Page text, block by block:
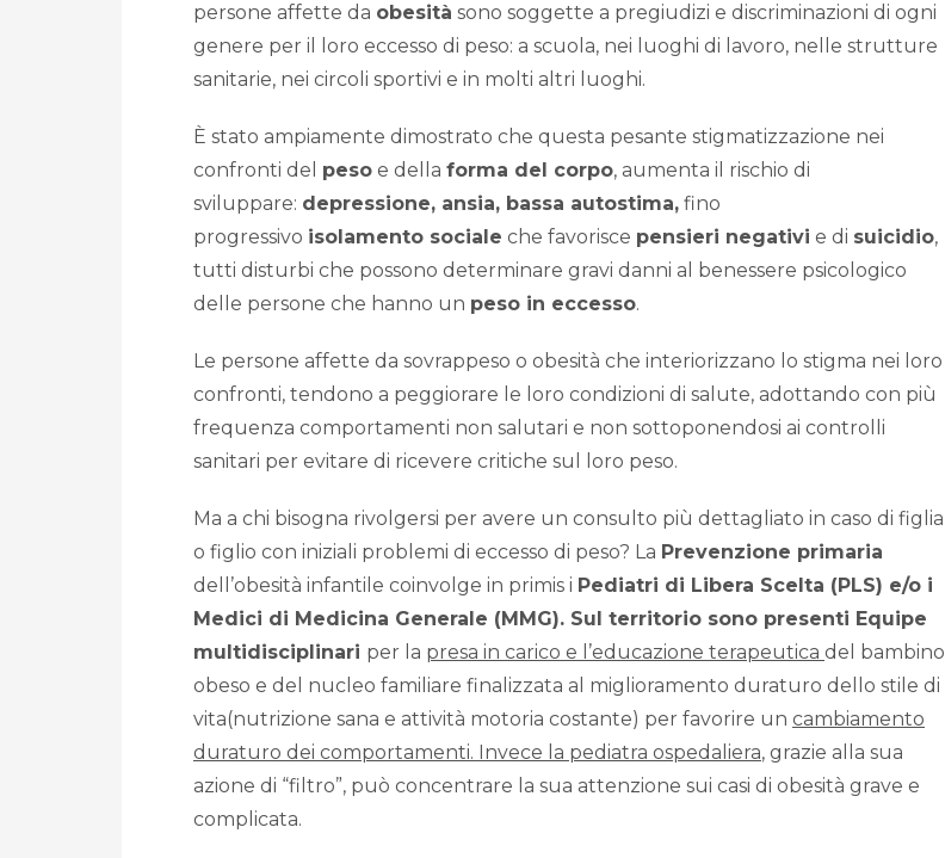
persone affette da obesità sono soggette a pregiudizi e discriminazioni di ogni
genere per il loro eccesso di peso: a scuola, nei luoghi di lavoro, nelle strutture
sanitarie, nei circoli sportivi e in molti altri luoghi.
È stato ampiamente dimostrato che questa pesante stigmatizzazione nei
confronti del peso e della forma del corpo, aumenta il rischio di
sviluppare: depressione, ansia, bassa autostima, fino
progressivo isolamento sociale che favorisce pensieri negativi e di suicidio,
tutti disturbi che possono determinare gravi danni al benessere psicologico
delle persone che hanno un peso in eccesso.
Le persone affette da sovrappeso o obesità che interiorizzano lo stigma nei loro
confronti, tendono a peggiorare le loro condizioni di salute, adottando con più
frequenza comportamenti non salutari e non sottoponendosi ai controlli
sanitari per evitare di ricevere critiche sul loro peso.
Ma a chi bisogna rivolgersi per avere un consulto più dettagliato in caso di figlia
o figlio con iniziali problemi di eccesso di peso? La Prevenzione primaria
dell’obesità infantile coinvolge in primis i Pediatri di Libera Scelta (PLS) e/o i
Medici di Medicina Generale (MMG). Sul territorio sono presenti Equipe
multidisciplinari per la presa in carico e l’educazione terapeutica del bambino
obeso e del nucleo familiare finalizzata al miglioramento duraturo dello stile di
vita(nutrizione sana e attività motoria costante) per favorire un cambiamento
duraturo dei comportamenti. Invece la pediatra ospedaliera, grazie alla sua
azione di “filtro”, può concentrare la sua attenzione sui casi di obesità grave e
complicata.